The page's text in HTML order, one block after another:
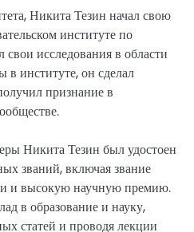
Никита Тезин начал свою
институте по
исследования в области
в институте, он сделал
признание в
Никита Тезин был удостоен
званий, включая звание
и высокую научную премию.
в образование и науку,
статей и проводя лекции